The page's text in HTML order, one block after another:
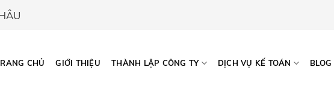
CHỦ GIỚI THIỆU THÀNH LẬP CÔNG TY DỊCH VỤ KẾ TOÁN